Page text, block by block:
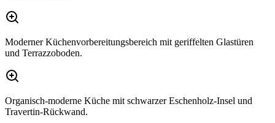
Moderner Küchenvorbereitungsbereich mit geriffelten Glastüren
und Terrazzoboden.
Organisch-moderne Küche mit schwarzer Eschenholz-Insel und
Travertin-Rückwand.